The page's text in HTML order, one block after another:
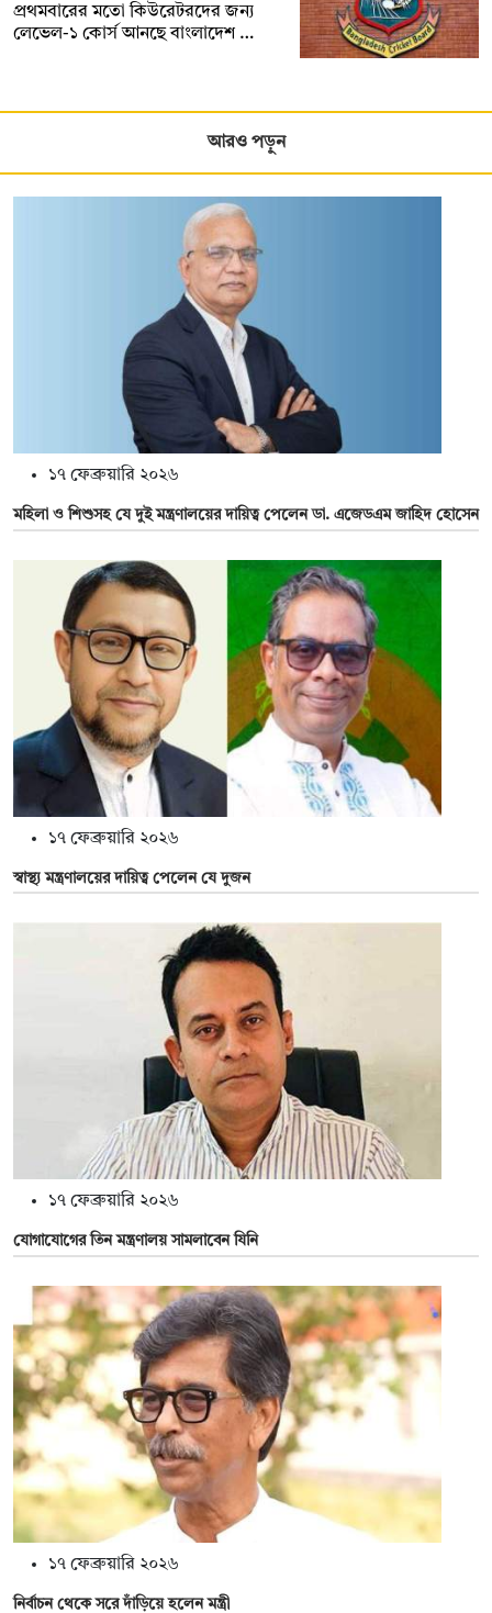
প্রথমবারের মতো কিউরেটরদের জন্য
লেভেল-১ কোর্স আনছে বাংলাদেশ …
আরও পড়ুন
১৭ ফেব্রুয়ারি ২০২৬
মহিলা ও শিশুসহ যে দুই মন্ত্রণালয়ের দায়িত্ব পেলেন ডা. এজেডএম জাহিদ হোসেন
১৭ ফেব্রুয়ারি ২০২৬
স্বাস্থ্য মন্ত্রণালয়ের দায়িত্ব পেলেন যে দুজন
১৭ ফেব্রুয়ারি ২০২৬
যোগাযোগের তিন মন্ত্রণালয় সামলাবেন যিনি
১৭ ফেব্রুয়ারি ২০২৬
নির্বাচন থেকে সরে দাঁড়িয়ে হলেন মন্ত্রী